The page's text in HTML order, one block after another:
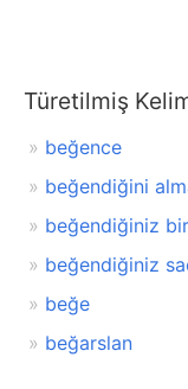
Türetilmiş
beğence
beğendiğini
beğendiğiniz
beğendiğiniz
beğe
beğarslan